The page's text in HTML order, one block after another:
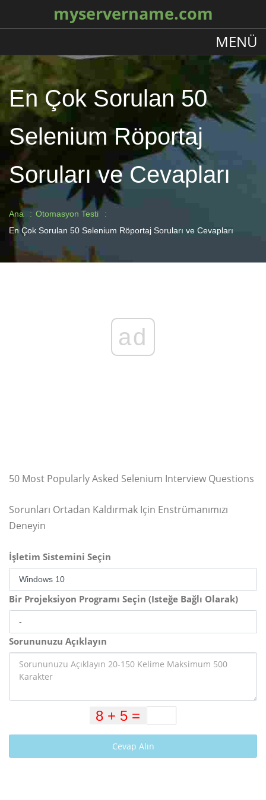
myservername.com
MENÜ
En Çok Sorulan 50
Selenium Röportaj
Soruları ve Cevapları
Ana
Otomasyon Testi
En Çok Sorulan 50 Selenium Röportaj Soruları ve Cevapları
ad
50 Most Popularly Asked Selenium Interview Questions
Sorunları Ortadan Kaldırmak Için Enstrümanımızı
Deneyin
İşletim Sistemini Seçin
Bir Projeksiyon Programı Seçin (Isteğe Bağlı Olarak)
Sorununuzu Açıklayın
Cevap Alın